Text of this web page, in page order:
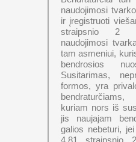
naudojimosi
ir įregistruoti
straipsnio 2
naudojimosi
tam asmeniui,
bendrosios
Susitarimas,
formos, yra
kuriam nors iš
jis naujajam
galios nebeturi,
4.81 straipsnio